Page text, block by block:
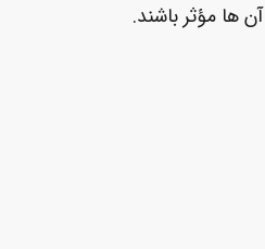
ها مؤثر باشند.